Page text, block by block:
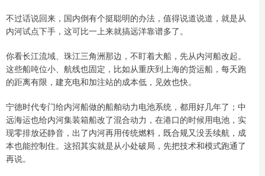
不过话说回来，国内倒有个挺聪明的办法，值得说道说道，就是从
内河试点下手，这可比一上来就搞远洋靠谱多了。
你看长江流域、珠江三角洲那边，不盯着大船，先从内河船改起。
这些船吨位小、航线也固定，比如从重庆到上海的货运船，每天跑
的距离有限，建充电和加注站的成本低，见效也快。
宁德时代专门给内河船做的船舶动力电池系统，都用好几年了；中
远海运也给内河集装箱船改了混合动力，在港口的时候用电池，实
现零排放还静音，出了内河再用传统燃料，既合规又没丢续航，成
本也能控制住。这招其实就是从小处破局，先把技术和模式跑通了
再说。